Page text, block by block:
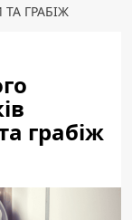
ГРАБІЖ
грабіж